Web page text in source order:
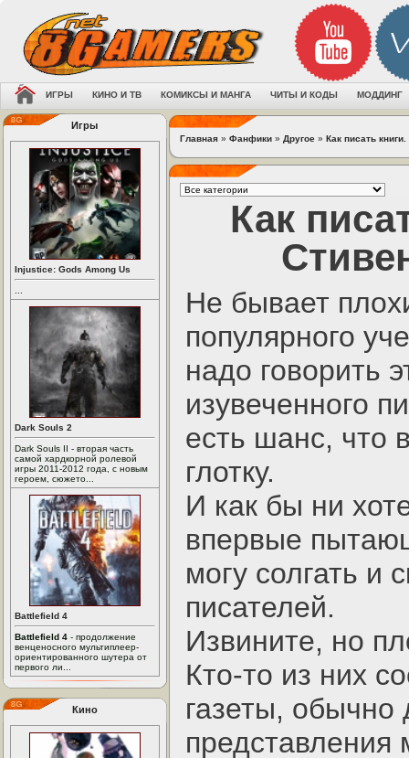
ИГРЫ КИНО И ТВ КОМИКСЫ И МАНГА ЧИТЫ И КОДЫ МОДДИНГ
Игры
Injustice: Gods Among Us
Dark Souls 2
Dark Souls II - вторая часть
самой хардкорной ролевой
игры 2011-2012 года, с новым
героем, сюжето...
Battlefield 4
Battlefield 4 - продолжение
венценосного мультиплеер-
ориентированного шутера от
первого ли...
Кино
Главная » Фанфики » Другое » Как писать
Как
Не бывает
популярного
надо говорить
изувеченного
есть шанс, что
глотку.
И как бы ни
впервые
могу солгать и
писателей.
Извините, но
Кто-то из них
газеты, обычно
представления